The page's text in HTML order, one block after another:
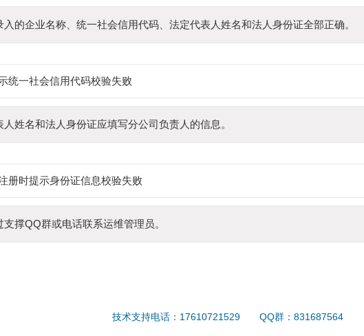
入的企业名称、统一社会信用代码、法定代表人姓名和法人身份证全部正确。
统一社会信用代码校验失败
人姓名和法人身份证应填写分公司负责人的信息。
册时提示身份证信息校验失败
支撑QQ群或电话联系运维管理员。
技术支持电话：17610721529 QQ群：831687564